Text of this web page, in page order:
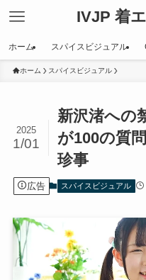
IVJP 着
ホーム スパイスビジュアル
ホーム スパイスビジュアル
新沢渚への
が100の質
珍事
2025
1/01
広告 スパイスビジュアル